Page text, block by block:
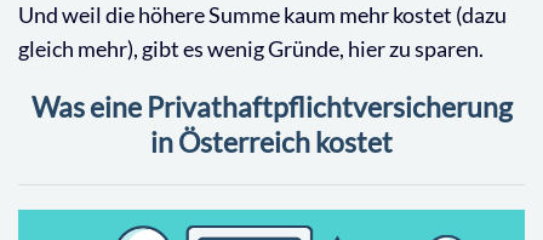
Und weil die höhere Summe kaum mehr kostet (dazu
gleich mehr), gibt es wenig Gründe, hier zu sparen.
Was eine Privathaftpflichtversicherung
in Österreich kostet